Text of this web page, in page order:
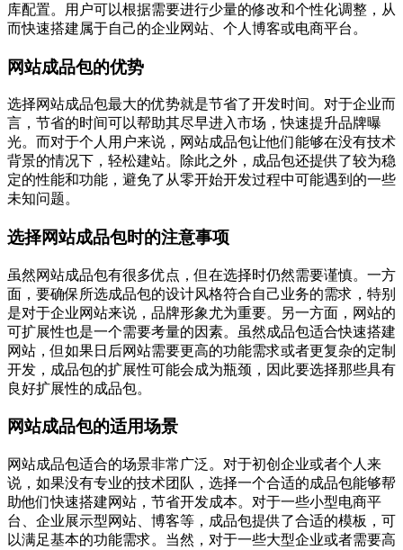
库配置。用户可以根据需要进行少量的修改和个性化调整，从
而快速搭建属于自己的企业网站、个人博客或电商平台。
网站成品包的优势
选择网站成品包最大的优势就是节省了开发时间。对于企业而
言，节省的时间可以帮助其尽早进入市场，快速提升品牌曝
光。而对于个人用户来说，网站成品包让他们能够在没有技术
背景的情况下，轻松建站。除此之外，成品包还提供了较为稳
定的性能和功能，避免了从零开始开发过程中可能遇到的一些
未知问题。
选择网站成品包时的注意事项
虽然网站成品包有很多优点，但在选择时仍然需要谨慎。一方
面，要确保所选成品包的设计风格符合自己业务的需求，特别
是对于企业网站来说，品牌形象尤为重要。另一方面，网站的
可扩展性也是一个需要考量的因素。虽然成品包适合快速搭建
网站，但如果日后网站需要更高的功能需求或者更复杂的定制
开发，成品包的扩展性可能会成为瓶颈，因此要选择那些具有
良好扩展性的成品包。
网站成品包的适用场景
网站成品包适合的场景非常广泛。对于初创企业或者个人来
说，如果没有专业的技术团队，选择一个合适的成品包能够帮
助他们快速搭建网站，节省开发成本。对于一些小型电商平
台、企业展示型网站、博客等，成品包提供了合适的模板，可
以满足基本的功能需求。当然，对于一些大型企业或者需要高